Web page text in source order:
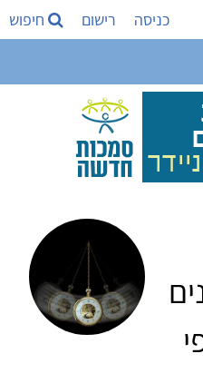
כניסה רישום חיפוש